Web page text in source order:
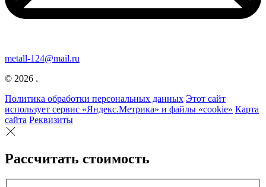
metall-124@mail.ru
© 2026 .
Политика обработки персональных данных Этот сайт
использует сервис «Яндекс.Метрика» и файлы «cookie» Карта
сайта Реквизиты
Рассчитать стоимость